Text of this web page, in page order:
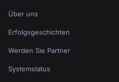
Über uns
Erfolgsgeschichten
Werden Sie Partner
Systemstatus